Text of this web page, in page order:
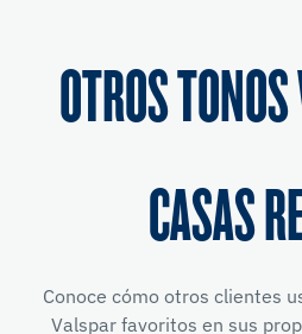
OTROS
CASAS
Conoce cómo otros clientes
Valspar favoritos en sus